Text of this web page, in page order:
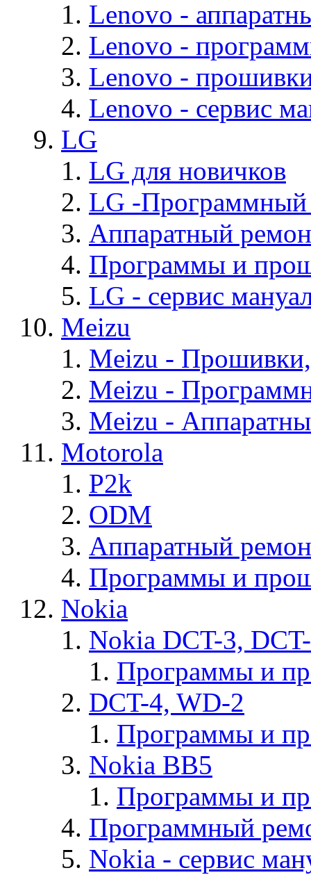
Lenovo -
Lenovo -
Lenovo -
Lenovo - cервис
LG
LG для новичков
LG -Программный
Аппаратный
Программы и
LG - cервис
Meizu
Meizu -
Meizu -
Meizu -
Motorola
P2k
ODM
Аппаратный
Программы и
Nokia
Nokia DCT-3,
Программы и
DCT-4, WD-2
Программы и
Nokia BB5
Программы и
Программный
Nokia - cервис